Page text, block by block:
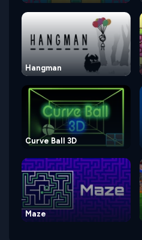
Hangman
Curve Ball 3D
Maze